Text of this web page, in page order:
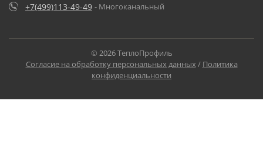
+7(499)113-49-49 - Многоканальный
© 2026 ТеплоПрофиль
Согласие на обработку персональных данных / Политика
конфиденциальности